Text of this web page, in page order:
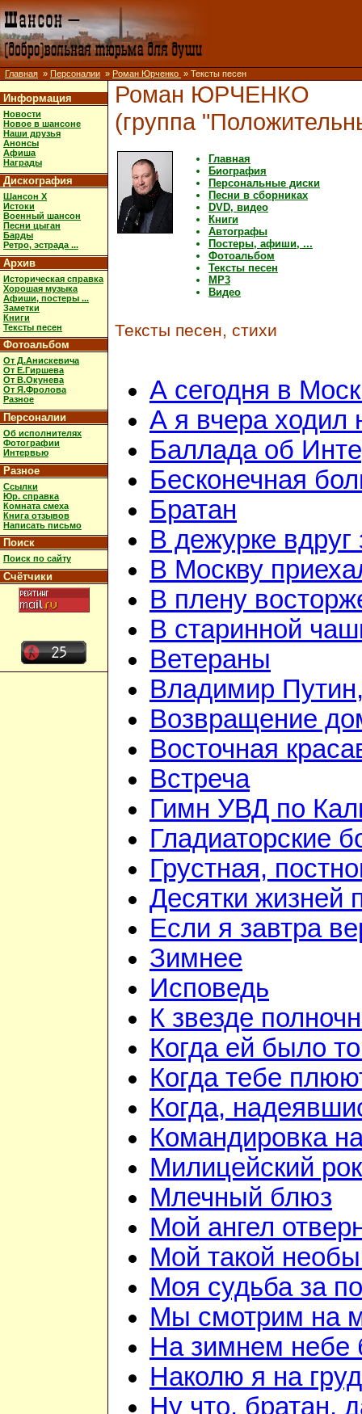
Главная » Персоналии » Роман Юрченко » Тексты песен
Информация
Новости
Новое в шансоне
Наши друзья
Анонсы
Афиша
Награды
Дискография
Шансон X
Истоки
Военный шансон
Песни цыган
Барды
Ретро, эстрада ...
Архив
Историческая справка
Хорошая музыка
Афиши, постеры ...
Заметки
Книги
Тексты песен
Фотоальбом
От Д.Анискевича
От Е.Гиршева
От В.Окунева
От Я.Фролова
Разное
Персоналии
Об исполнителях
Фотографии
Интервью
Разное
Ссылки
Юр. справка
Комната смеха
Книга отзывов
Написать письмо
Поиск
Поиск по сайту
Счётчики
Роман ЮРЧЕНКО
(группа
Главная
Биография
Персональные диски
Песни в сборниках
DVD, видео
Книги
Автографы
Постеры, афиши, ...
Фотоальбом
Тексты песен
MP3
Видео
Тексты песен, стихи
А сегодня в
А я вчера ходил
Баллада об
Бесконечная
Братан
В дежурке вдруг
В Москву
В плену
В старинной
Ветераны
Владимир
Возвращение
Восточная
Встреча
Гимн УВД по
Гладиаторские
Грустная,
Десятки жизней
Если я завтра
Зимнее
Исповедь
К звезде
Когда ей было
Когда тебе
Когда,
Командировка
Милицейский
Млечный блюз
Мой ангел
Мой такой
Моя судьба за
Мы смотрим на
На зимнем небе
Наколю я на
Ну что, братан,